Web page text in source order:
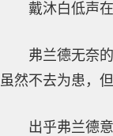
戴沐白低声
弗兰德无奈
虽然不去为患，
出乎弗兰德